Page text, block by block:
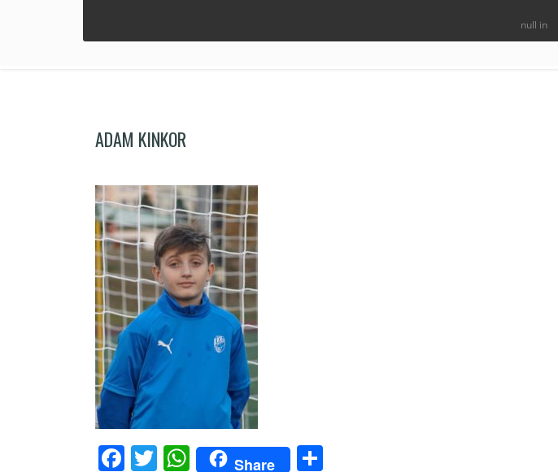
null in
ADAM KINKOR
Facebook
Twitter
WhatsApp
Share